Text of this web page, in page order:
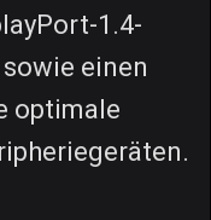
1.4-
einen
optimale